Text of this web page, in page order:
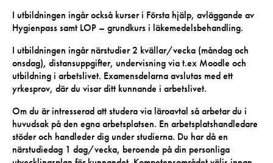
I utbildningen ingår också kurser i Första hjälp, avläggande av
Hygienpass samt LOP – grundkurs i läkemedelsbehandling.
I utbildningen ingår närstudier 2 kvällar/vecka (måndag och
onsdag), distansuppgifter, undervisning via t.ex Moodle och
utbildning i arbetslivet. Examensdelarna avslutas med ett
yrkesprov, där du visar ditt kunnande i arbetslivet.
Om du är intresserad att studera via läroavtal så arbetar du i
huvudsak på den egna arbetsplatsen. En arbetsplatshandledare
stöder och handleder dig under studierna. Du har då en
närstudiedag 1 dag/vecka, beroende på din personliga